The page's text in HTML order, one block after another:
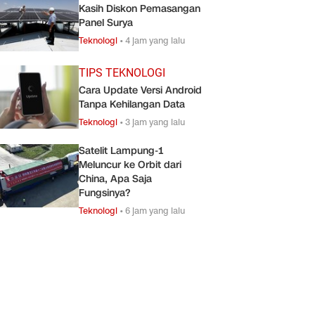
Kasih Diskon Pemasangan
Panel Surya
Teknologi •4 jam yang lalu
TIPS TEKNOLOGI
Cara Update Versi Android
Tanpa Kehilangan Data
Teknologi •3 jam yang lalu
Satelit Lampung-1
Meluncur ke Orbit dari
China, Apa Saja
Fungsinya?
Teknologi •6 jam yang lalu